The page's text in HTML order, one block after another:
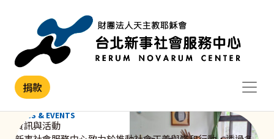
捐款
NEWS & EVENTS
資訊與活動